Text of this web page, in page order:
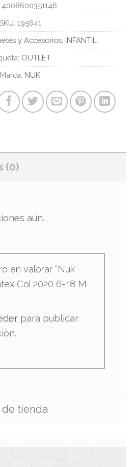
4008600351146
195641
y Accesorios INFANTIL
OUTLET
Marca: NUK
(0)
aún.
en valorar “Nuk
Col 2020 6-18 M
para publicar
tienda